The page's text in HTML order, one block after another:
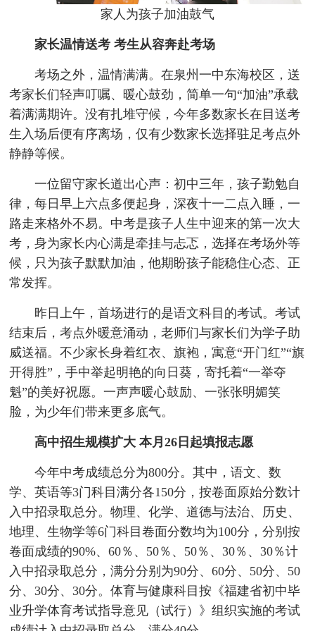
家人为孩子加油鼓气
家长温情送考 考生从容奔赴考场
考场之外，温情满满。在泉州一中东海校区，送
考家长们轻声叮嘱、暖心鼓劲，简单一句“加油”承载
着满满期许。没有扎堆守候，今年多数家长在目送考
生入场后便有序离场，仅有少数家长选择驻足考点外
静静等候。
一位留守家长道出心声：初中三年，孩子勤勉自
律，每日早上六点多便起身，深夜十一二点入睡，一
路走来格外不易。中考是孩子人生中迎来的第一次大
考，身为家长内心满是牵挂与忐忑，选择在考场外等
候，只为孩子默默加油，他期盼孩子能稳住心态、正
常发挥。
昨日上午，首场进行的是语文科目的考试。考试
结束后，考点外暖意涌动，老师们与家长们为学子助
威送福。不少家长身着红衣、旗袍，寓意“开门红”“旗
开得胜”，手中举起明艳的向日葵，寄托着“一举夺
魁”的美好祝愿。一声声暖心鼓励、一张张明媚笑
脸，为少年们带来更多底气。
高中招生规模扩大 本月26日起填报志愿
今年中考成绩总分为800分。其中，语文、数
学、英语等3门科目满分各150分，按卷面原始分数计
入中招录取总分。物理、化学、道德与法治、历史、
地理、生物学等6门科目卷面分数均为100分，分别按
卷面成绩的90%、60％、50％、50％、30％、30％计
入中招录取总分，满分分别为90分、60分、50分、50
分、30分、30分。体育与健康科目按《福建省初中毕
业升学体育考试指导意见（试行）》组织实施的考试